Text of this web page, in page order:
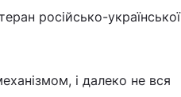
російсько-української
і далеко не вся